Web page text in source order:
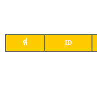
ที่ ID